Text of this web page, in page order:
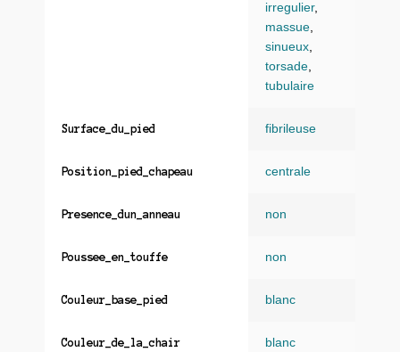
irregulier,
massue,
sinueux,
torsade,
tubulaire
Surface_du_pied fibrileuse
Position_pied_chapeau centrale
Presence_dun_anneau non
Poussee_en_touffe non
Couleur_base_pied blanc
Couleur_de_la_chair blanc